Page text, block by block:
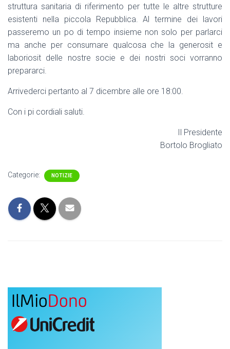
struttura sanitaria di riferimento per tutte le altre strutture
esistenti nella piccola Repubblica. Al termine dei lavori
passeremo un po di tempo insieme non solo per parlarci
ma anche per consumare qualcosa che la generosit e
laboriosit delle nostre socie e dei nostri soci vorranno
prepararci.
Arrivederci pertanto al 7 dicembre alle ore 18:00.
Con i pi cordiali saluti.
Il Presidente
Bortolo Brogliato
Categorie: NOTIZIE
IlMioDono